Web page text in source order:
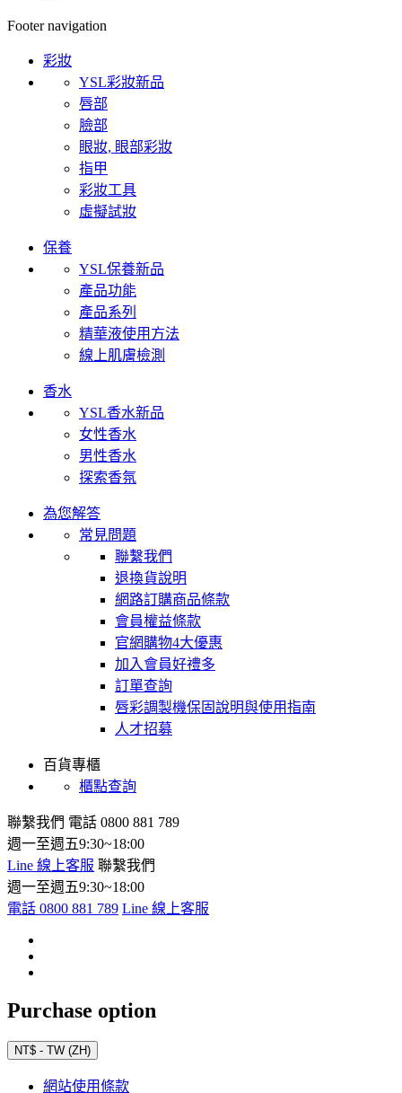
Footer navigation
彩妝
YSL彩妝新品
唇部
臉部
眼妝, 眼部彩妝
指甲
彩妝工具
虛擬試妝
保養
YSL保養新品
產品功能
產品系列
精華液使用方法
線上肌膚檢測
香水
YSL香水新品
女性香水
男性香水
探索香氛
為您解答
常見問題
聯繫我們
退換貨說明
網路訂購商品條款
會員權益條款
官網購物4大優惠
加入會員好禮多
訂單查詢
唇彩調製機保固說明與使用指南
人才招募
百貨專櫃
櫃點查詢
聯繫我們 電話 0800 881 789
週一至週五9:30~18:00
Line 線上客服 聯繫我們
週一至週五9:30~18:00
電話 0800 881 789 Line 線上客服
Purchase option
NT$ - TW (ZH)
網站使用條款